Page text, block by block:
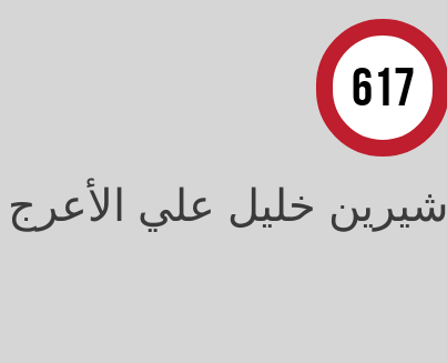
617
شيرين خليل علي الأعرج